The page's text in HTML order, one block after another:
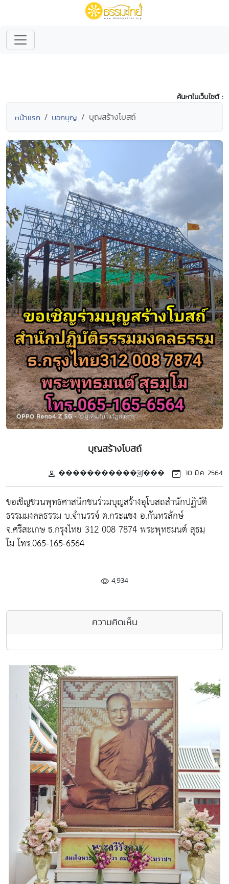
ค้นหาในเว็บไซต์ :
หน้าแรก บอกบุญ บุญสร้างโบสถ์
บุญสร้างโบสถ์
�����������ѯʧ��� 10 มี.ค. 2564
ขอเชิญชวนพุทธศาสนิกชนร่วมบุญสร้างอุโบสถสำนักปฏิบัติ
ธรรมมงคลธรรม บ.จำนรรจ์ ต.กระแชง อ.กันทรลักษ์
จ.ศรีสะเกษ ธ.กรุงไทย 312 008 7874 พระพุทธมนต์ สุธมฺ
โม โทร.065-165-6564
4,934
ความคิดเห็น